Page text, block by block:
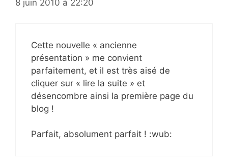
8 juin 2010 à 22:20
Cette nouvelle « ancienne
présentation » me convient
parfaitement, et il est très aisé de
cliquer sur « lire la suite » et
désencombre ainsi la première page du
blog !
Parfait, absolument parfait ! :wub: